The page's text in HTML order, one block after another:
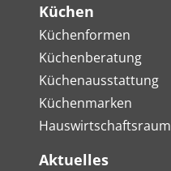
Küchen
Küchenformen
Küchenberatung
Küchenausstattung
Küchenmarken
Hauswirtschaftsraum
Aktuelles